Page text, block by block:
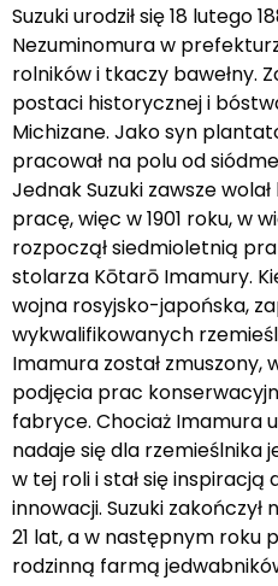
Suzuki urodził się 18 lutego
Nezuminomura w
rolników i tkaczy bawełny.
postaci historycznej i
Michizane. Jako syn
pracował na polu od
Jednak Suzuki zawsze
pracę, więc w 1901 roku, w
rozpoczął siedmioletnią
stolarza Kōtarō Imamury.
wojna rosyjsko-japońska,
wykwalifikowanych
Imamura został zmuszony,
podjęcia prac
fabryce. Chociaż Imamura
nadaje się dla rzemieślnika
w tej roli i stał się inspiracją
innowacji. Suzuki zakończył
21 lat, a w następnym roku
rodzinną farmą